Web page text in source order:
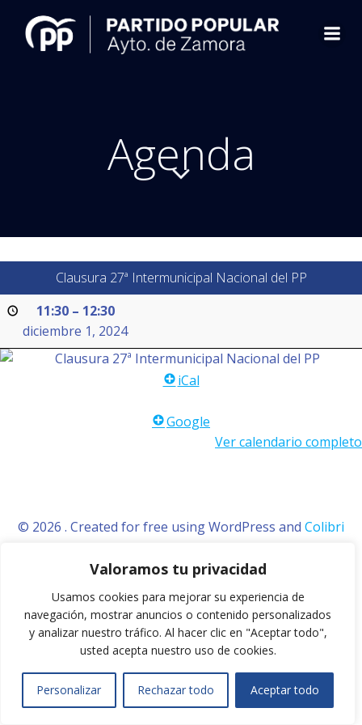
Valoramos tu privacidad
Usamos cookies para mejorar su experiencia de
navegación, mostrar anuncios o contenido personalizados
y analizar nuestro tráfico. Al hacer clic en "Aceptar todo",
usted acepta nuestro uso de cookies.
Personalizar Rechazar todo Aceptar todo
al
contenido
Agenda
Clausura 27ª Intermunicipal Nacional del PP
11:30 – 12:30
diciembre 1, 2024
iCal
Google
Ver calendario completo
© 2026 . Created for free using WordPress and Colibri